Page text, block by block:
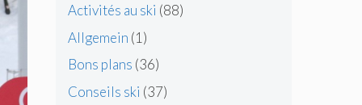
Activités au ski (88)
Allgemein (1)
Bons plans (36)
Conseils ski (37)